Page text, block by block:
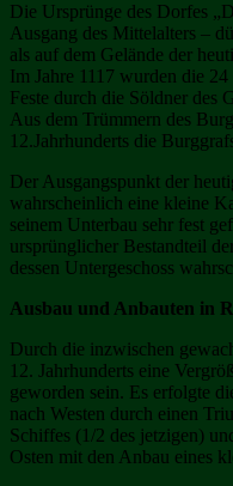
Die Ursprünge des Dorfes
Ausgang des Mittelalters –
als auf dem Gelände der
Im Jahre 1117 wurden die
Feste durch die Söldner des
Aus dem Trümmern des
12.Jahrhunderts die
Der Ausgangspunkt der
wahrscheinlich eine kleine
seinem Unterbau sehr fest
ursprünglicher Bestandteil
dessen Untergeschoss
Ausbau und Anbauten in
Durch die inzwischen
12. Jahrhunderts eine
geworden sein. Es erfolgte
nach Westen durch einen
Schiffes (1/2 des jetzigen)
Osten mit den Anbau eines